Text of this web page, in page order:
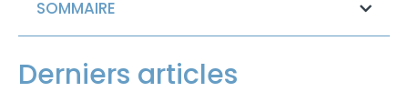
SOMMAIRE
Derniers articles